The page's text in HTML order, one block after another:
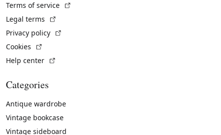
Terms of service
Legal terms
Privacy policy
Cookies
Help center
Categories
Antique wardrobe
Vintage bookcase
Vintage sideboard